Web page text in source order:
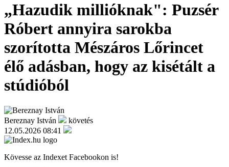
„Hazudik millióknak": Puzsér
Róbert annyira sarokba
szorította Mészáros Lőrincet
élő adásban, hogy az kisétált a
stúdióból
Bereznay István
követés
12.05.2026 08:41
Kövesse az Indexet Facebookon is!